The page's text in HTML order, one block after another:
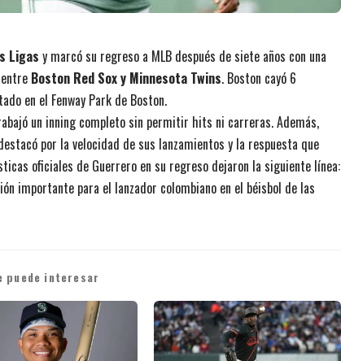
Ligas y marcó su regreso a MLB después de siete años con una
Boston Red Sox y Minnesota Twins. Boston cayó 6
en el Fenway Park de Boston.
un inning completo sin permitir hits ni carreras. Además,
por la velocidad de sus lanzamientos y la respuesta que
oficiales de Guerrero en su regreso dejaron la siguiente línea:
importante para el lanzador colombiano en el béisbol de las
puede interesar